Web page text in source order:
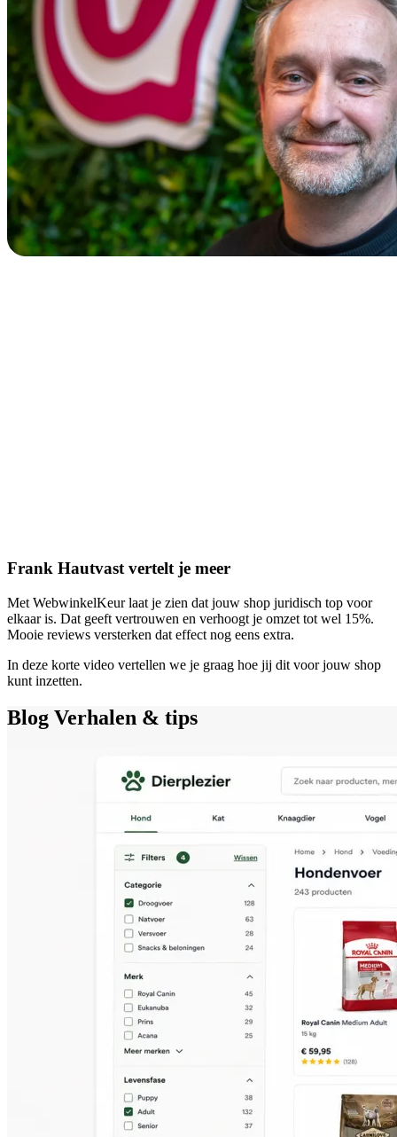
Frank Hautvast vertelt je meer
Met WebwinkelKeur laat je zien dat jouw shop juridisch top voor
elkaar is. Dat geeft vertrouwen en verhoogt je omzet tot wel 15%.
Mooie reviews versterken dat effect nog eens extra.
In deze korte video vertellen we je graag hoe jij dit voor jouw shop
kunt inzetten.
Blog Verhalen & tips